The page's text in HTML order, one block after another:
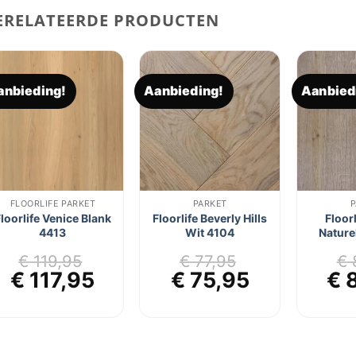
PRODUCTEN
Toevoegen
FLOORLIFE PARKET
Venice Blank
4413
€119,95
Oorspronkelijke
€ 117,95 Huidige
Aanbieding!Toevoegen
aan
verlanglijst
PARKET
Floorlife Beverly Hills
Wit 4104
€77,95
Oorspronkelijke
prijs
€ 75,95Huidige
€
€